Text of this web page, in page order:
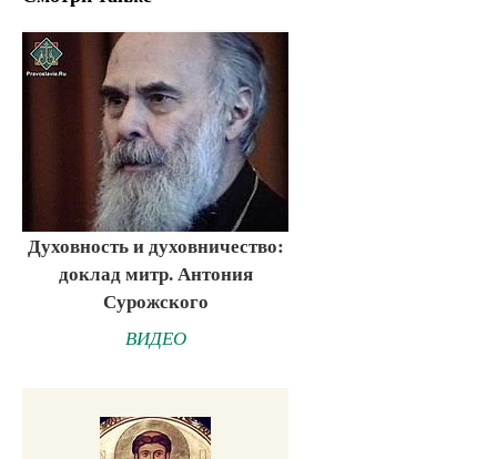
Духовность и духовничество:
доклад митр. Антония
Сурожского
ВИДЕО